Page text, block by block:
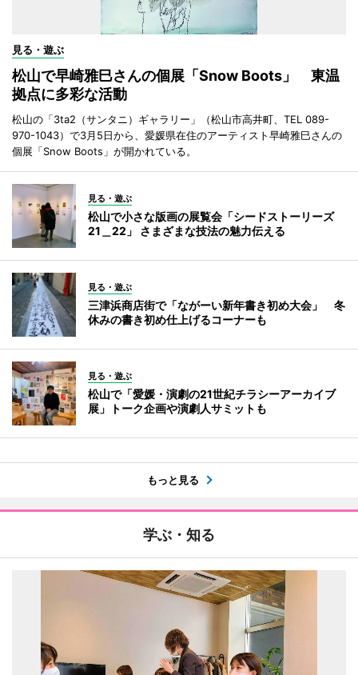
見る・遊ぶ
松山で早崎雅巳さんの個展「Snow Boots」 東温
拠点に多彩な活動
松山の「3ta2（サンタニ）ギャラリー」（松山市高井町、TEL 089-
970-1043）で3月5日から、愛媛県在住のアーティスト早崎雅巳さんの
個展「Snow Boots」が開かれている。
見る・遊ぶ
松山で小さな版画の展覧会「シードストーリーズ
21＿22」 さまざまな技法の魅力伝える
見る・遊ぶ
三津浜商店街で「ながーい新年書き初め大会」 冬
休みの書き初め仕上げるコーナーも
見る・遊ぶ
松山で「愛媛・演劇の21世紀チラシーアーカイブ
展」トーク企画や演劇人サミットも
もっと見る
学ぶ・知る